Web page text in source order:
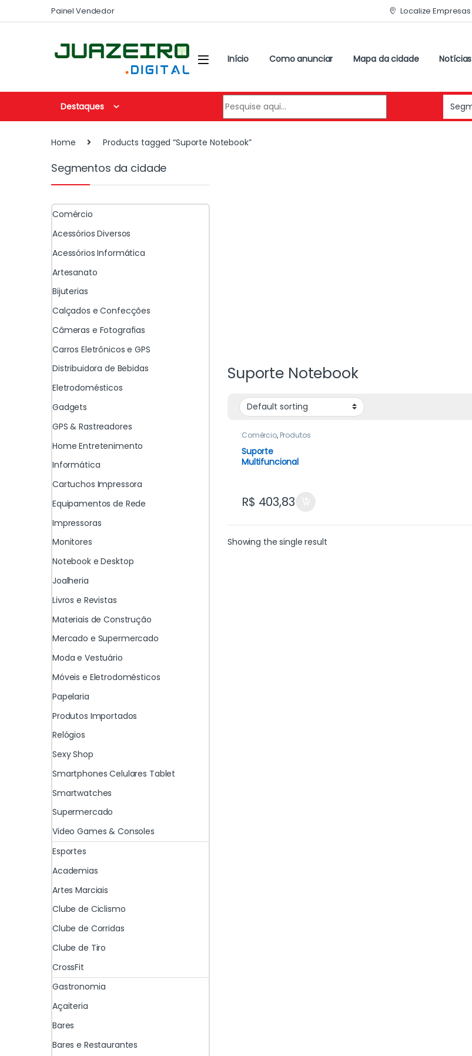
Painel Vendedor Localize Empresas
Início Como anunciar Mapa da cidade Notícias
Destaques
Home Products tagged “Suporte Notebook”
Suporte Notebook
Comércio, Produtos
Importados
Suporte
Multifuncional
suporta 3kg
R$ 403,83
Showing the single result
Segmentos da cidade
Comércio
Acessórios Diversos
Acessórios Informática
Artesanato
Bijuterias
Calçados e Confecções
Câmeras e Fotografias
Carros Eletrônicos e GPS
Distribuidora de Bebidas
Eletrodomésticos
Gadgets
GPS & Rastreadores
Home Entretenimento
Informática
Cartuchos Impressora
Equipamentos de Rede
Impressoras
Monitores
Notebook e Desktop
Joalheria
Livros e Revistas
Materiais de Construção
Mercado e Supermercado
Moda e Vestuário
Móveis e Eletrodomésticos
Papelaria
Produtos Importados
Relógios
Sexy Shop
Smartphones Celulares Tablet
Smartwatches
Supermercado
Video Games & Consoles
Esportes
Academias
Artes Marciais
Clube de Ciclismo
Clube de Corridas
Clube de Tiro
CrossFit
Gastronomia
Açaiteria
Bares
Bares e Restaurantes